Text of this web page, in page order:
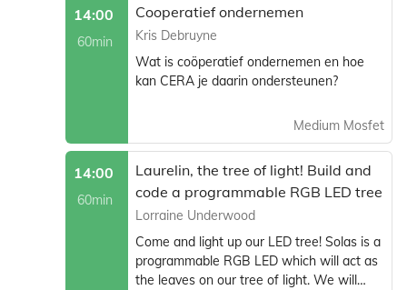
14:00
60min
Cooperatief ondernemen
Kris Debruyne
Wat is coöperatief ondernemen en hoe
kan CERA je daarin ondersteunen?
Medium Mosfet
14:00
60min
Laurelin, the tree of light! Build and
code a programmable RGB LED tree
Lorraine Underwood
Come and light up our LED tree! Solas is a
programmable RGB LED which will act as
the leaves on our tree of light. We will